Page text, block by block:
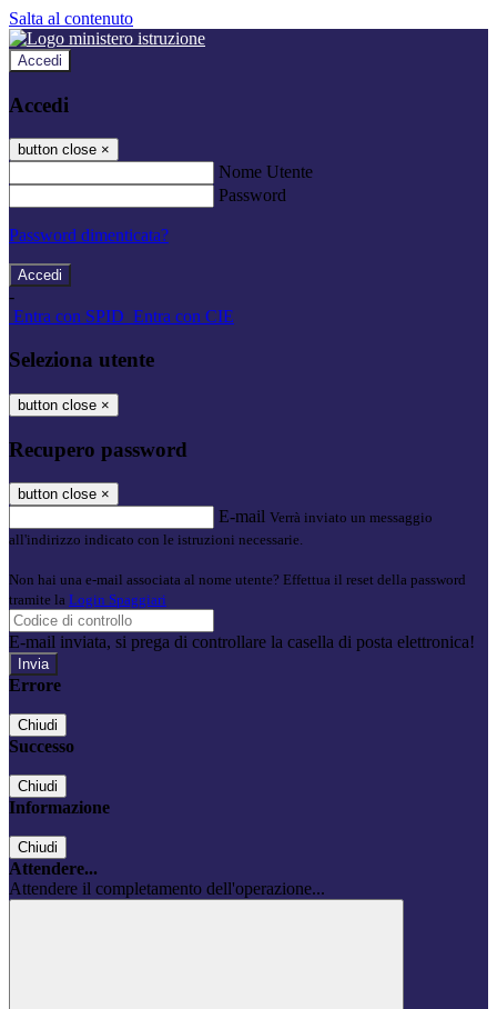
Salta al contenuto
Accedi
Accedi
button close ×
Nome Utente
Password
Password dimenticata?
-
Entra con SPID Entra con CIE
Seleziona utente
button close ×
Recupero password
button close ×
E-mail Verrà inviato un messaggio
all'indirizzo indicato con le istruzioni necessarie.
Non hai una e-mail associata al nome utente? Effettua il reset della password
tramite la Login Spaggiari
E-mail inviata, si prega di controllare la casella di posta elettronica!
Errore
Chiudi
Successo
Chiudi
Informazione
Chiudi
Attendere...
Attendere il completamento dell'operazione...